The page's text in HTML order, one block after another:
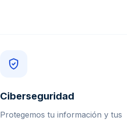
Ciberseguridad
Protegemos tu información y tus